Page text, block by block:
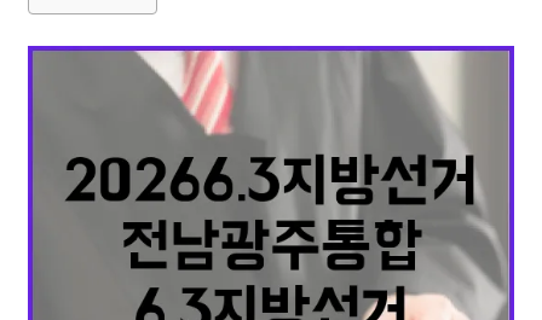
정치 건강
부동산 외국어 교육 교통 생활 기타